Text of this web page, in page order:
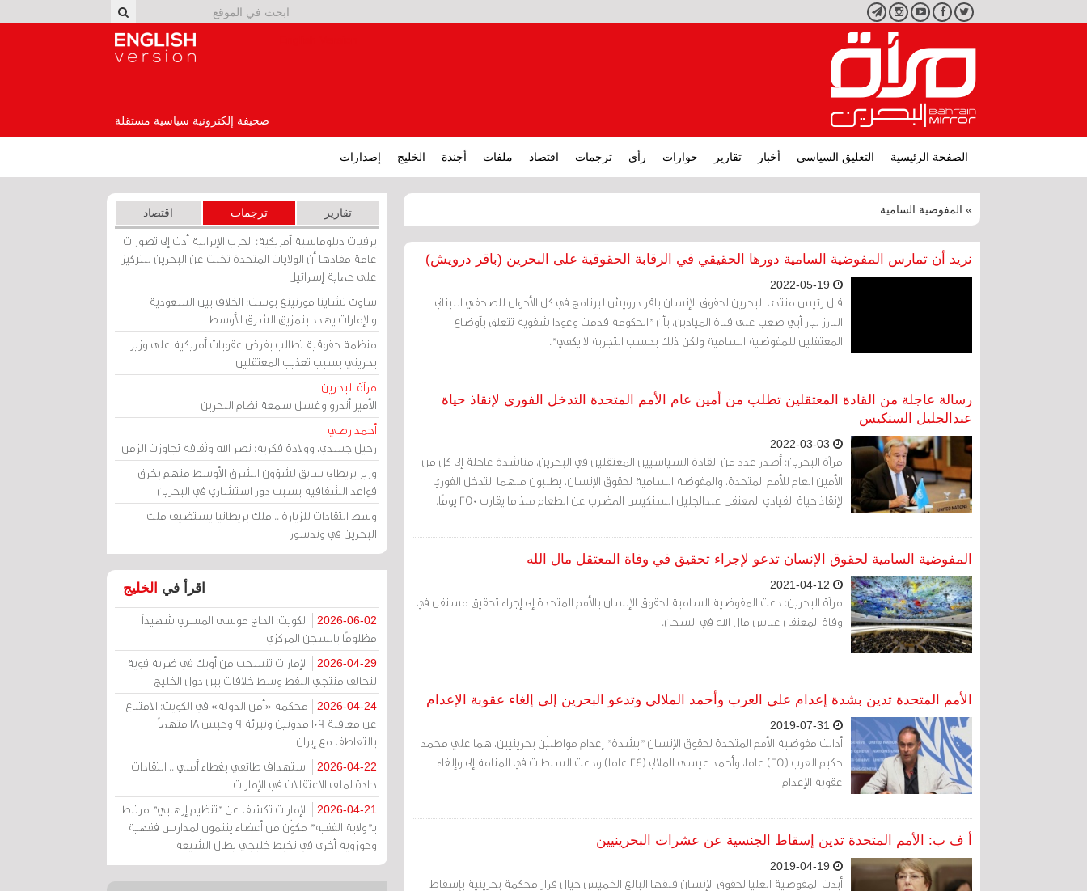
تويتر فيسبوكيوتيوبانستجرامتليجرام
صحيفة إلكترونية سياسية مستقلة
الصفحة الرئيسية التعليق السياسي أخبار تقارير حوارات رأي ترجمات اقتصاد ملفات أجندة الخليج إصدارات
» المفوضية السامية
نريد أن تمارس المفوضية السامية دورها الحقيقي في الرقابة الحقوقية على البحرين (باقر درويش)
قال رئيس منتدى البحرين لحقوق الإنسان باقر درويش لبرنامج في كل الأحوال للصحفي اللبناني
البارز بيار أبي صعب على قناة الميادين، بأن "الحكومة قدمت وعودا شفوية تتعلق بأوضاع
المعتقلين للمفوضية السامية ولكن ذلك بحسب التجربة لا يكفي".
رسالة عاجلة من القادة المعتقلين تطلب من أمين عام الأمم المتحدة التدخل الفوري لإنقاذ حياة
عبدالجليل السنكيس
مرآة البحرين: أصدر عدد من القادة السياسيين المعتقلين في البحرين، مناشدة عاجلة إلى كل من
الأمين العام للأمم المتحدة، والمفوضة السامية لحقوق الإنسان، يطلبون منهما التدخل الفوري
لإنقاذ حياة القيادي المعتقل عبدالجليل السنكيس المضرب عن الطعام منذ ما يقارب 250 يومًا.
المفوضية السامية لحقوق الإنسان تدعو لإجراء تحقيق في وفاة المعتقل مال الله
مرآة البحرين: دعت المفوضية السامية لحقوق الإنسان بالأمم المتحدة إلى إجراء تحقيق مستقل في
وفاة المعتقل عباس مال الله في السجن.
الأمم المتحدة تدين بشدة إعدام علي العرب وأحمد الملالي وتدعو البحرين إلى إلغاء عقوبة الإعدام
أدانت مفوضية الأمم المتحدة لحقوق الإنسان "بشدة" إعدام مواطنيْن بحرينيين، هما علي محمد
حكيم العرب (25) عاما، وأحمد عيسى الملالي (24 عاما) ودعت السلطات في المنامة إلى وإلغاء
عقوبة الإعدام
أ ف ب: الأمم المتحدة تدين إسقاط الجنسية عن عشرات البحرينيين
أبدت المفوضية العليا لحقوق الإنسان قلقها البالغ الخميس حيال قرار محكمة بحرينية بإسقاط
تقارير ترجمات اقتصاد
برقيات دبلوماسية أمريكية: الحرب الإيرانية أدت إلى تصورات
عامة مفادها أن الولايات المتحدة تخلت عن البحرين للتركيز
على حماية إسرائيل
ساوث تشاينا مورنينغ بوست: الخلاف بين السعودية
والإمارات يهدد بتمزيق الشرق الأوسط
منظمة حقوقية تطالب بفرض عقوبات أمريكية على وزير
بحريني بسبب تعذيب المعتقلين
مرآة البحرين
الأمير أندرو وغسل سمعة نظام البحرين
أحمد رضي
رحيل جسدي، وولادة فكرية: نصر الله وثقافة تجاوزت الزمن
وزير بريطاني سابق لشؤون الشرق الأوسط متهم بخرق
قواعد الشفافية بسبب دور استشاري في البحرين
وسط انتقادات للزيارة .. ملك بريطانيا يستضيف ملك
البحرين في وندسور
اقرأ في الخليج
2026-06-02
الكويت: الحاج موسى المسري شهيداً
مظلومًا بالسجن المركزي
2026-04-29
الإمارات تنسحب من أوبك في ضربة قوية
لتحالف منتجي النفط وسط خلافات بين دول الخليج
2026-04-24
محكمة «أمن الدولة» في الكويت: الامتناع
عن معاقبة 109 مدونين وتبرئة 9 وحبس 18 متهماً
بالتعاطف مع إيران
2026-04-22
استهداف طائفي بغطاء أمني .. انتقادات
حادة لملف الاعتقالات في الإمارات
2026-04-21
الإمارات تكشف عن "تنظيم إرهابي" مرتبط
بـ"ولاية الفقيه" مكوّن من أعضاء ينتمون لمدارس فقهية
وحوزوية أخرى في تخبط خليجي يطال الشيعة